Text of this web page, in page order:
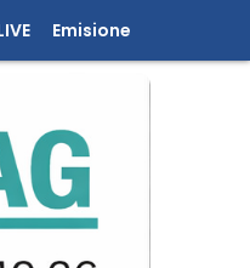
Emisione